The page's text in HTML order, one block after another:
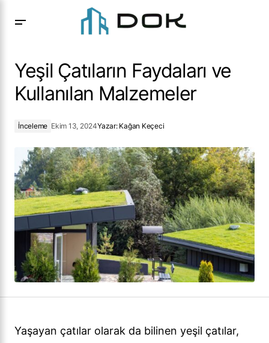
Yeşil Çatıların Faydaları ve
Kullanılan Malzemeler
İnceleme Ekim 13, 2024Yazar: Kağan Keçeci
Yaşayan çatılar olarak da bilinen yeşil çatılar,